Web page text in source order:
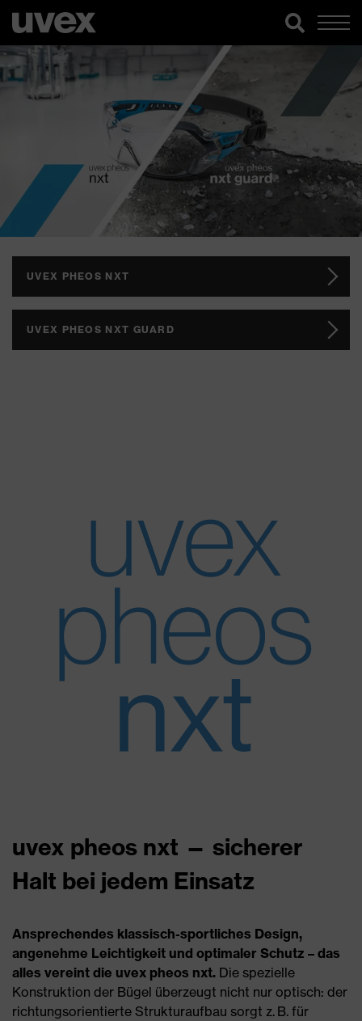
UVEX PHEOS NXT
UVEX PHEOS NXT GUARD
uvex pheos nxt — sicherer
Halt bei jedem Einsatz
Ansprechendes klassisch-sportliches Design,
angenehme Leichtigkeit und optimaler Schutz – das
alles vereint die uvex pheos nxt. Die spezielle
Konstruktion der Bügel überzeugt nicht nur optisch: der
richtungs­orientierte Strukturaufbau sorgt z. B. für